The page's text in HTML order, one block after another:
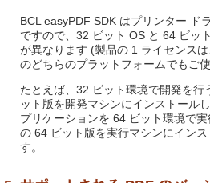
BCL easyPDF SDK はプリンター ド
ですので、32 ビット OS と 64 ビッ
が異なります (製品の 1 ライセンス
のどちらのプラットフォームでもご
たとえば、32 ビット環境で開発を行
ット版を開発マシンにインストール
プリケーションを 64 ビット環境で
の 64 ビット版を実行マシンにイン
す。